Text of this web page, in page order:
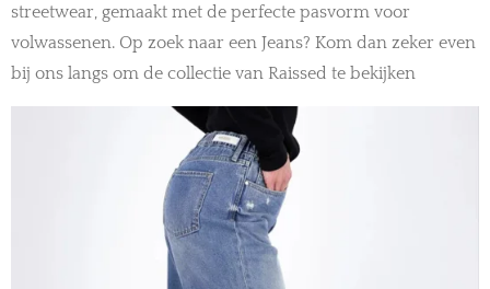
streetwear, gemaakt met de perfecte pasvorm voor
volwassenen. Op zoek naar een Jeans? Kom dan zeker even
bij ons langs om de collectie van Raissed te bekijken